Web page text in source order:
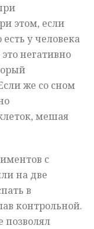
этом, если
у человека
негативно
же со сном
мешая
с
на две
в
контрольной.
позволял